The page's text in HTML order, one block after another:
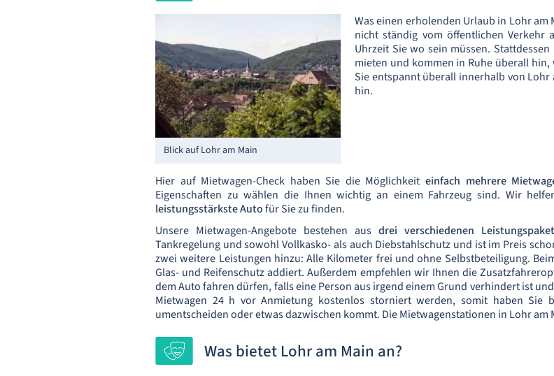
Blick auf Lohr am Main
Was einen erholenden Urlaub in Lohr
nicht ständig vom öffentlichen Verkehr
Uhrzeit Sie wo sein müssen.
mieten und kommen in Ruhe überall
Sie entspannt überall innerhalb von
hin.
Hier auf Mietwagen-Check haben Sie die Möglichkeit einfach mehrere
Eigenschaften zu wählen die Ihnen wichtig an einem Fahrzeug sind. Wir
leistungsstärkste Autofür Sie zu finden.
Unsere Mietwagen-Angebote bestehen aus drei verschiedenen
Tankregelung und sowohl Vollkasko- als auch Diebstahlschutz und ist im Preis
zwei weitere Leistungen hinzu: Alle Kilometer frei und ohne Selbstbeteiligung.
Glas- und Reifenschutz addiert. Außerdem empfehlen wir Ihnen die
dem Auto fahren dürfen, falls eine Person aus irgend einem Grund verhindert ist
Mietwagen 24 h vor Anmietung kostenlos storniert werden, somit haben Sie
umentscheiden oder etwas dazwischen kommt. Die Mietwagenstationen in Lohr am
Was bietet Lohr am Main an?